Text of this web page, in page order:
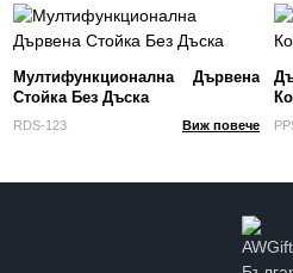
Мултифункционална Дървена
Стойка Без Дъска
RDS-123 Виж повече